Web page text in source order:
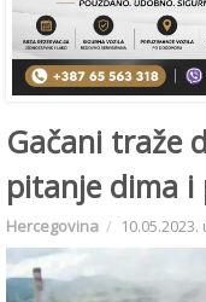
Gačani traže
pitanje dima i
Hercegovina 10.05.2023.